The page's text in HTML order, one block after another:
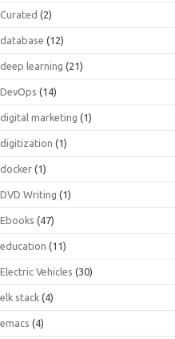
Curated (2)
database (12)
deep learning (21)
DevOps (14)
digital marketing (1)
digitization (1)
docker (1)
DVD Writing (1)
Ebooks (47)
education (11)
Electric Vehicles (30)
elk stack (4)
emacs (4)